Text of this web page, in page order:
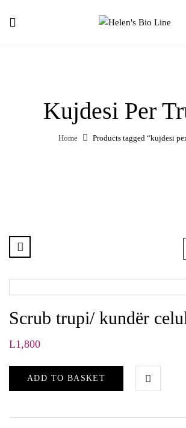
Kujdesi Per
Home Products tagged “kujdesi
Scrub trupi/ kundër
L1,800
ADD TO BASKET